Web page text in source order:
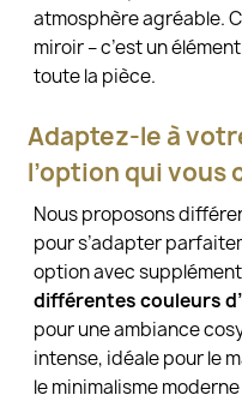
atmosphère agréable.
miroir – c’est un
toute la pièce.
Adaptez-le à
l’option qui vous
Nous proposons
pour s’adapter
option avec
différentes couleurs
pour une ambiance
intense, idéale pour le
le minimalisme